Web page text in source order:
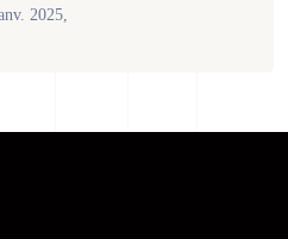
2025,